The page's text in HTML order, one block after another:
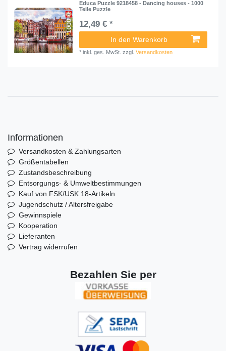
Educa Puzzle 9218458 - Dancing houses - 1000
Teile Puzzle
12,49 € *
In den Warenkorb
*inkl. ges. MwSt. zzgl.Versandkosten
Informationen
Versandkosten & Zahlungsarten
Größentabellen
Zustandsbeschreibung
Entsorgungs- & Umweltbestimmungen
Kauf von FSK/USK 18-Artikeln
Jugendschutz / Altersfreigabe
Gewinnspiele
Kooperation
Lieferanten
Vertrag widerrufen
Bezahlen Sie per